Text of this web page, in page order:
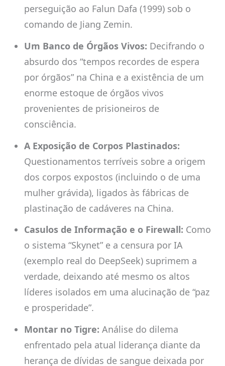
perseguição ao Falun Dafa (1999) sob o
comando de Jiang Zemin.
Um Banco de Órgãos Vivos: Decifrando o
absurdo dos “tempos recordes de espera
por órgãos” na China e a existência de um
enorme estoque de órgãos vivos
provenientes de prisioneiros de
consciência.
A Exposição de Corpos Plastinados:
Questionamentos terríveis sobre a origem
dos corpos expostos (incluindo o de uma
mulher grávida), ligados às fábricas de
plastinação de cadáveres na China.
Casulos de Informação e o Firewall: Como
o sistema “Skynet” e a censura por IA
(exemplo real do DeepSeek) suprimem a
verdade, deixando até mesmo os altos
líderes isolados em uma alucinação de “paz
e prosperidade”.
Montar no Tigre: Análise do dilema
enfrentado pela atual liderança diante da
herança de dívidas de sangue deixada por